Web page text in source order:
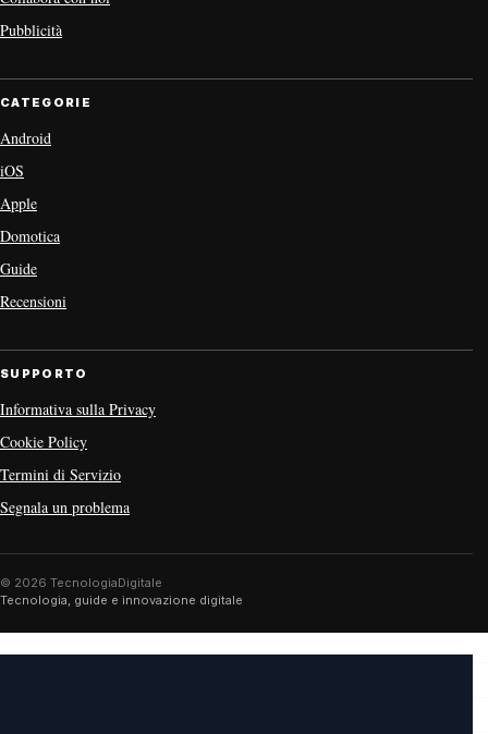
Pubblicità
CATEGORIE
Android
iOS
Apple
Domotica
Guide
Recensioni
SUPPORTO
Informativa sulla Privacy
Cookie Policy
Termini di Servizio
Segnala un problema
© 2026 TecnologiaDigitale
Tecnologia, guide e innovazione digitale